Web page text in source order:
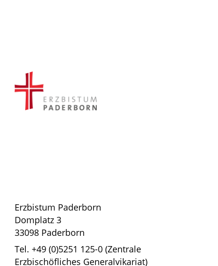
Erzbistum Paderborn
Domplatz 3
33098 Paderborn
Tel. +49 (0)5251 125-0 (Zentrale
Erzbischöfliches Generalvikariat)